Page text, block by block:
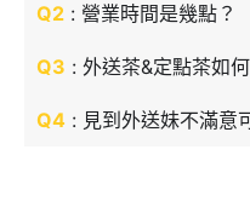
Q2 : 營業時間是幾點？
Q3 : 外送茶&定點茶如
Q4 : 見到外送妹不滿意